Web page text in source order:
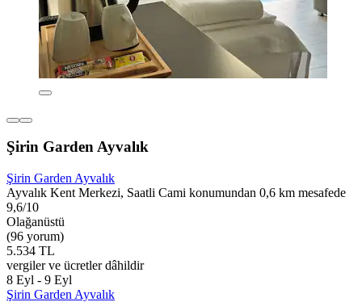
Şirin Garden Ayvalık
Şirin Garden Ayvalık
Ayvalık Kent Merkezi, Saatli Cami konumundan 0,6 km mesafede
9,6/10
Olağanüstü
(96 yorum)
5.534 TL
vergiler ve ücretler dâhildir
8 Eyl - 9 Eyl
Şirin Garden Ayvalık